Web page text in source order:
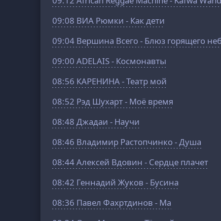
09:08 ВИА Рюмки - Как дети
09:04 Bершина Bсего - Блюз горящего
09:00 ADELAIS - Космонавты
08:56 КАРЕНИНА - Театр мой
08:52 Рэд Шухарт - Моё время
08:48 Джадаи - Научи
08:46 Владимир Растопчинко - Душа
08:44Алексей Вдовин - Сердце плачет
08:42 Геннадий Жуков - Бусина
08:36 Павел Фахртдинов - Ма